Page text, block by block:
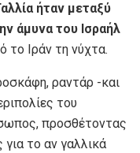
ήταν μεταξύ
άμυνα του Ισραήλ
το Ιράν τη νύχτα.
ραντάρ -και
του
προσθέτοντας
για το αν γαλλικά